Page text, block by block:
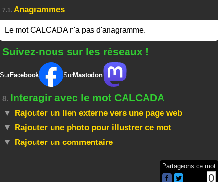
7.1. Anagrammes
Le mot CALCADA n'a pas d'anagramme.
Suivez-nous sur les réseaux !
SurFacebook SurMastodon
8. Interagir avec le mot CALCADA
Rajouter un lien externe vers une page web
Rajouter une photo pour illustrer ce mot
Rajouter un commentaire
Partageons ce mot
0